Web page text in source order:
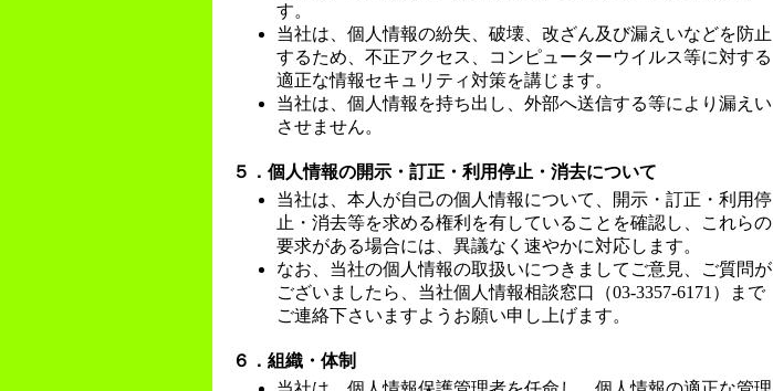
す。
当社は、個人情報の紛失、破壊、改ざん及び漏えいなどを防止
するため、不正アクセス、コンピューターウイルス等に対する
適正な情報セキュリティ対策を講じます。
当社は、個人情報を持ち出し、外部へ送信する等により漏えい
させません。
５．個人情報の開示・訂正・利用停止・消去について
当社は、本人が自己の個人情報について、開示・訂正・利用停
止・消去等を求める権利を有していることを確認し、これらの
要求がある場合には、異議なく速やかに対応します。
なお、当社の個人情報の取扱いにつきましてご意見、ご質問が
ございましたら、当社個人情報相談窓口（03-3357-6171）まで
ご連絡下さいますようお願い申し上げます。
６．組織・体制